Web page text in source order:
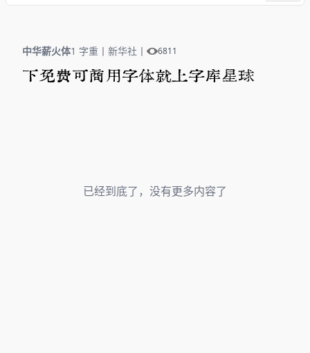
中华薪火体1 字重 丨 新华社 丨 6811
下免费可商用字体就上字库星球
已经到底了，没有更多内容了